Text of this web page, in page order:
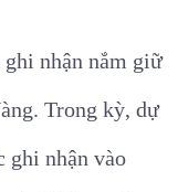
nhận nắm giữ
Trong kỳ, dự
ghi nhận vào